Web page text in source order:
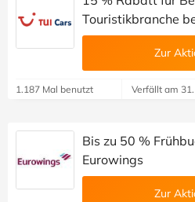
Touristikbranche
Zur
1.187 Mal benutzt Verfällt am
Bis zu 50 %
Eurowings
Zur